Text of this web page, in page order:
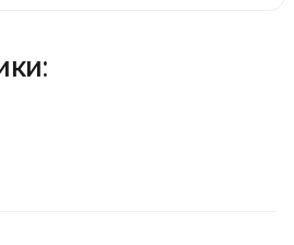
пистолетного ремня.
паучере за счет его конструкции,